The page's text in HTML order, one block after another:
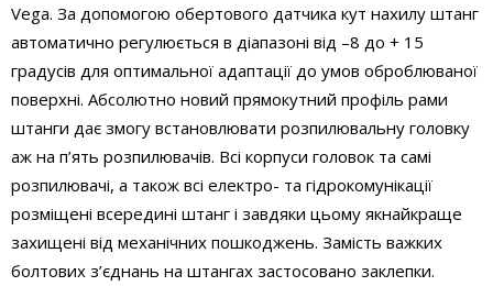
Vega. За допомогою обертового датчика кут нахилу штанг
автоматично регулюється в діапазоні від –8 до + 15
градусів для оптимальної адаптації до умов оброблюваної
поверхні. Абсолютно новий прямокутний профіль рами
штанги дає змогу встановлювати розпилювальну головку
аж на п’ять розпилювачів. Всі корпуси головок та самі
розпилювачі, а також всі електро- та гідрокомунікації
розміщені всередині штанг і завдяки цьому якнайкраще
захищені від механічних пошкоджень. Замість важких
болтових з’єднань на штангах застосовано заклепки.